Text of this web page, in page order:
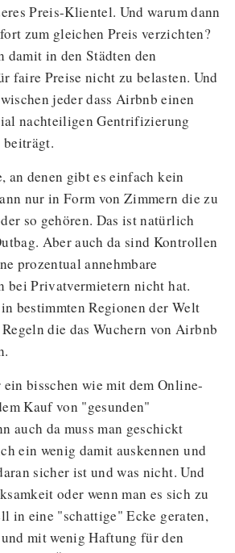
Preis-Klientel. Und warum dann
zum gleichen Preis verzichten?
damit in den Städten den
faire Preise nicht zu belasten. Und
jeder dass Airbnb einen
nachteiligen Gentrifizierung
beiträgt.
an denen gibt es einfach kein
nur in Form von Zimmern die zu
so gehören. Das ist natürlich
Aber auch da sind Kontrollen
prozentual annehmbare
bei Privatvermietern nicht hat.
bestimmten Regionen der Welt
die das Wuchern von Airbnb
ein bisschen wie mit dem Online-
Kauf von "gesunden"
auch da muss man geschickt
ein wenig damit auskennen und
sicher ist und was nicht. Und
oder wenn man es sich zu
in eine "schattige" Ecke geraten,
mit wenig Haftung für den